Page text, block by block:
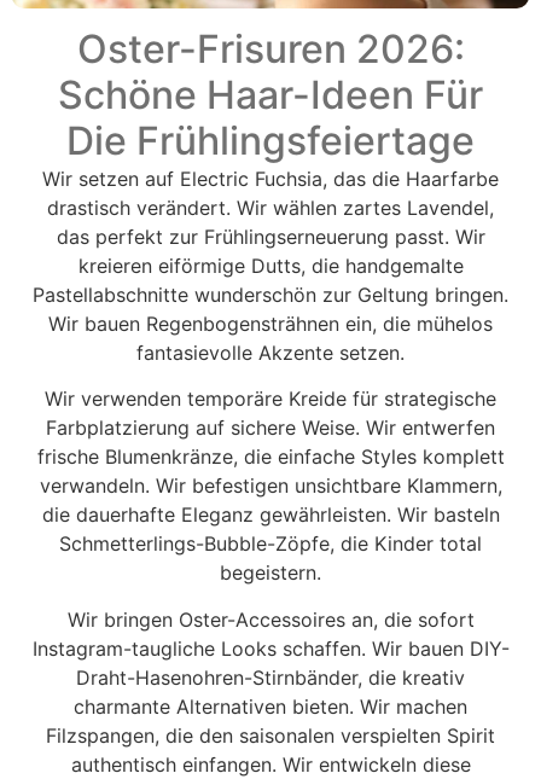
Oster-Frisuren 2026:
Schöne Haar-Ideen Für
Die Frühlingsfeiertage
Wir setzen auf Electric Fuchsia, das die Haarfarbe
drastisch verändert. Wir wählen zartes Lavendel,
das perfekt zur Frühlingserneuerung passt. Wir
kreieren eiförmige Dutts, die handgemalte
Pastellabschnitte wunderschön zur Geltung bringen.
Wir bauen Regenbogensträhnen ein, die mühelos
fantasievolle Akzente setzen.
Wir verwenden temporäre Kreide für strategische
Farbplatzierung auf sichere Weise. Wir entwerfen
frische Blumenkränze, die einfache Styles komplett
verwandeln. Wir befestigen unsichtbare Klammern,
die dauerhafte Eleganz gewährleisten. Wir basteln
Schmetterlings-Bubble-Zöpfe, die Kinder total
begeistern.
Wir bringen Oster-Accessoires an, die sofort
Instagram-taugliche Looks schaffen. Wir bauen DIY-
Draht-Hasenohren-Stirnbänder, die kreativ
charmante Alternativen bieten. Wir machen
Filzspangen, die den saisonalen verspielten Spirit
authentisch einfangen. Wir entwickeln diese